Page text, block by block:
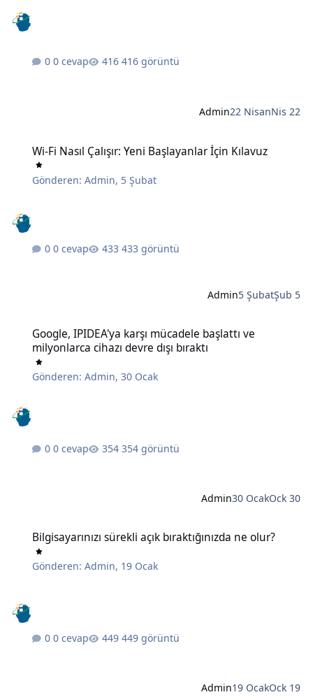
0 cevap 416 görüntü
Admin22 NisanNis 22
Wi-Fi Nasıl Çalışır: Yeni Başlayanlar İçin Kılavuz
Gönderen:Admin, 5 Şubat
0 cevap 433 görüntü
Admin5 ŞubatŞub 5
Google, IPIDEA'ya karşı mücadele başlattı ve
milyonlarca cihazı devre dışı bıraktı
Gönderen:Admin,30 Ocak
0 cevap 354 görüntü
Admin30 OcakOck 30
Bilgisayarınızı sürekli açık bıraktığınızda ne olur?
Gönderen:Admin, 19 Ocak
0 cevap 449 görüntü
Admin19 OcakOck 19